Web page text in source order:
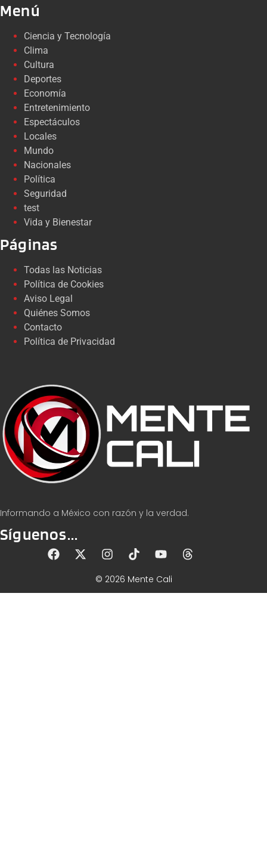
Informando a México con razón y la verdad.
Síguenos...
Menú
Ciencia y Tecnología
Clima
Cultura
Deportes
Economía
Entretenimiento
Espectáculos
Locales
Mundo
Nacionales
Política
Seguridad
test
Vida y Bienestar
Páginas
Todas las Noticias
Política de Cookies
Aviso Legal
Quiénes Somos
Contacto
Política de Privacidad
© 2026 Mente Cali